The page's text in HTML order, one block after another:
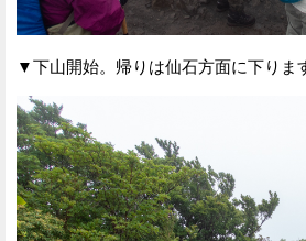
▼下山開始。帰りは仙石方面に下りま